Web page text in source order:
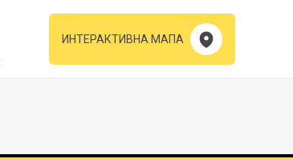
ИНТЕРАКТИВНА МАПА